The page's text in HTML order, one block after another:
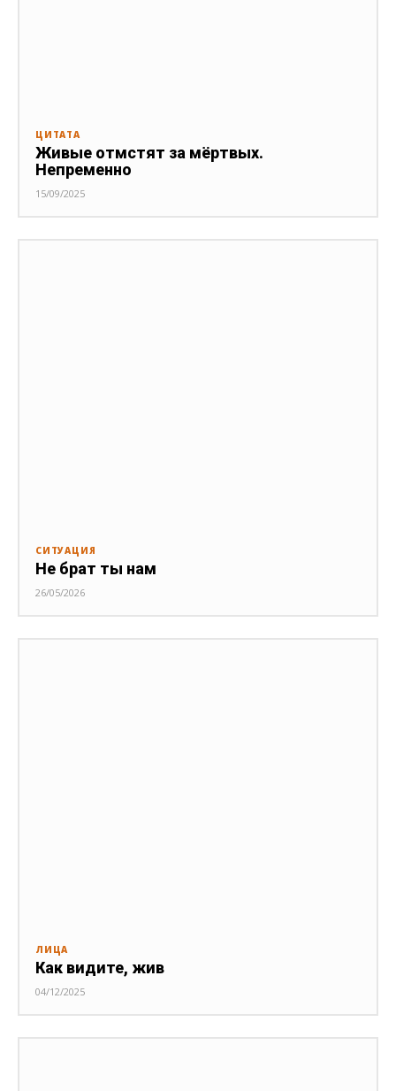
ЦИТАТА
Живые отмстят за мёртвых.
Непременно
15/09/2025
СИТУАЦИЯ
Не брат ты нам
26/05/2026
ЛИЦА
Как видите, жив
04/12/2025